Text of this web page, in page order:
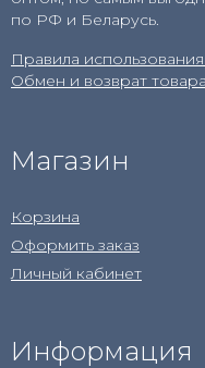
по РФ и Беларусь.
Правила использования
Обмен и возврат товара
Магазин
Корзина
Оформить заказ
Личный кабинет
Информация